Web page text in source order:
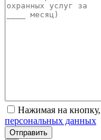
Нажимая на кнопку,
персональных данных
Отправить